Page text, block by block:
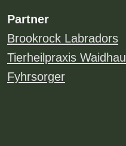
Partner
Brookrock Labradors
Tierheilpraxis
Fyhrsorger